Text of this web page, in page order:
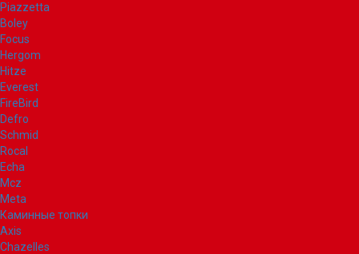
Piazzetta
Boley
Focus
Hergom
Hitze
Everest
FireBird
Defro
Schmid
Rocal
Echa
Mcz
Meta
Каминные топки
Axis
Chazelles